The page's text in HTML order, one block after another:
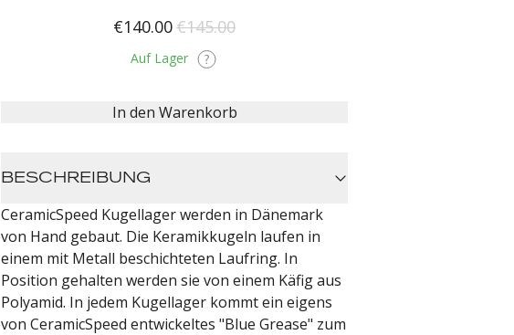
€140.00€145.00
Auf Lager
In den Warenkorb
BESCHREIBUNG
CeramicSpeed Kugellager werden in Dänemark
von Hand gebaut. Die Keramikkugeln laufen in
einem mit Metall beschichteten Laufring. In
Position gehalten werden sie von einem Käfig aus
Polyamid. In jedem Kugellager kommt ein eigens
von CeramicSpeed entwickeltes "Blue Grease" zum